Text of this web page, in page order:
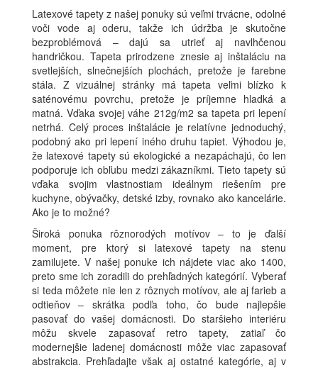
Latexové tapety z našej ponuky sú veľmi trvácne, odolné
voči vode aj oderu, takže ich údržba je skutočne
bezproblémová – dajú sa utrieť aj navlhčenou
handričkou. Tapeta prirodzene znesie aj inštaláciu na
svetlejších, slnečnejších plochách, pretože je farebne
stála. Z vizuálnej stránky má tapeta veľmi blízko k
saténovému povrchu, pretože je príjemne hladká a
matná. Vďaka svojej váhe 212g/m2 sa tapeta pri lepení
netrhá. Celý proces inštalácie je relatívne jednoduchý,
podobný ako pri lepení iného druhu tapiet. Výhodou je,
že latexové tapety sú ekologické a nezapáchajú, čo len
podporuje ich obľubu medzi zákazníkmi. Tieto tapety sú
vďaka svojim vlastnostiam ideálnym riešením pre
kuchyne, obývačky, detské izby, rovnako ako kancelárie.
Ako je to možné?
Široká ponuka rôznorodých motívov – to je ďalší
moment, pre ktorý si latexové tapety na stenu
zamilujete. V našej ponuke ich nájdete viac ako 1400,
preto sme ich zoradili do prehľadných kategórií. Vyberať
si teda môžete nie len z rôznych motívov, ale aj farieb a
odtieňov – skrátka podľa toho, čo bude najlepšie
pasovať do vašej domácnosti. Do staršieho interiéru
môžu skvele zapasovať retro tapety, zatiaľ čo
modernejšie ladenej domácnosti môže viac zapasovať
abstrakcia. Prehľadajte však aj ostatné kategórie, aj v